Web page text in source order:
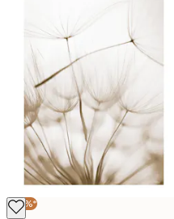
-30%*